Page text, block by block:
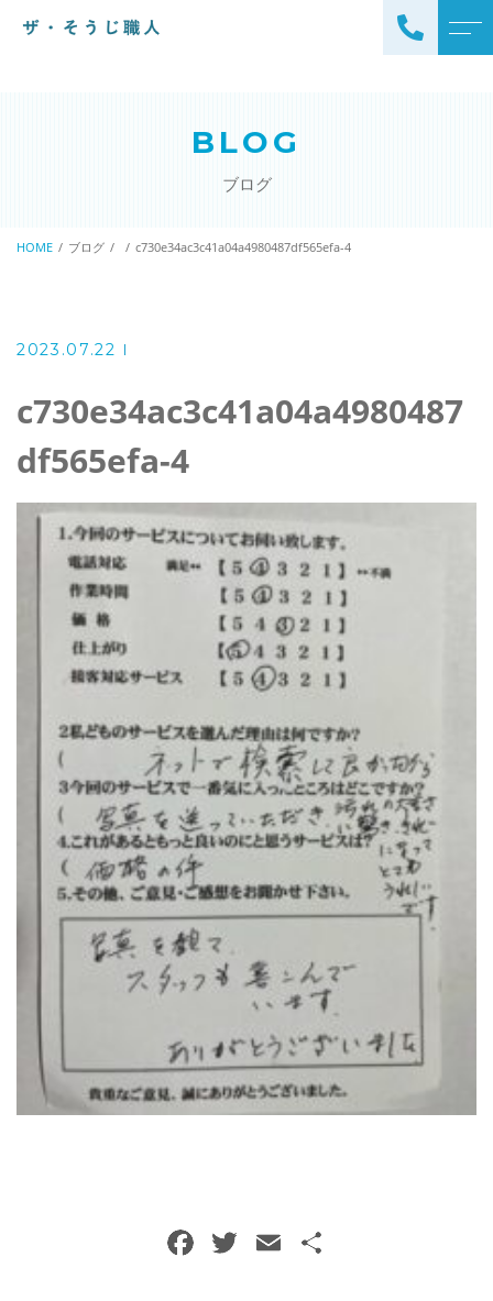
ザ・そうじ職人について
エアコンクリーニング
ハウスクリーニング
浴室クリーニング
風呂釜洗浄・追い炊き配管
クリーニング
トイレクリーニング
クリニック施設専門清掃
除菌清掃
よくある質問
ブログ
空気清浄機クリーニング
その他のお掃除
ご予約・お問い合わせ
0120-396-620
BLOG
ブログ
HOME ブログ c730e34ac3c41a04a4980487df565efa-4
2023.07.22
c730e34ac3c41a04a4980487
df565efa-4
F T E